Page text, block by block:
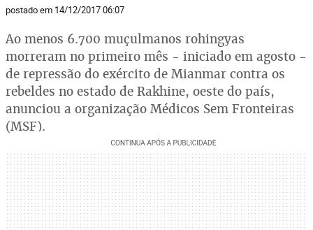
postado em 14/12/2017 06:07
Ao menos 6.700 muçulmanos rohingyas
morreram no primeiro mês - iniciado em agosto -
de repressão do exército de Mianmar contra os
rebeldes no estado de Rakhine, oeste do país,
anunciou a organização Médicos Sem Fronteiras
(MSF).